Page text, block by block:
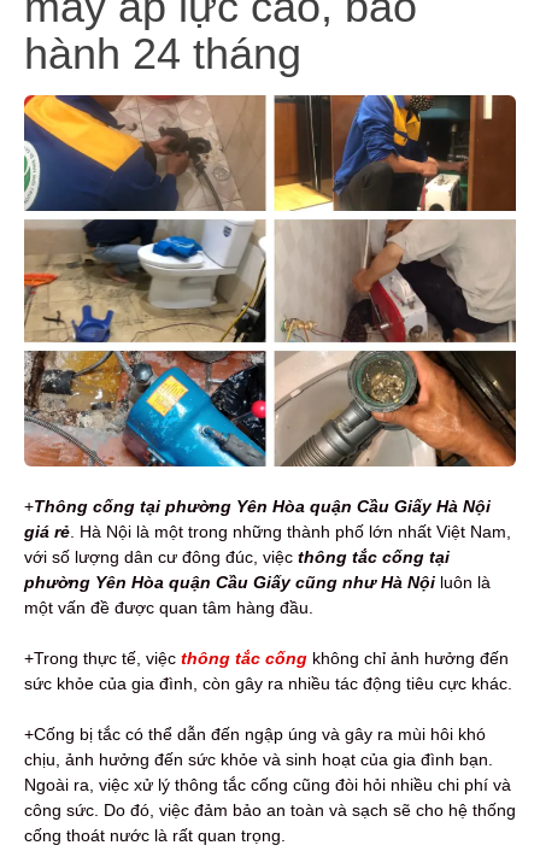
hành 24 tháng
+Thông cống tại phường Yên Hòa quận Cầu Giấy Hà Nội
giá rẻ . Hà Nội là một trong những thành phố lớn nhất Việt Nam,
với số lượng dân cư đông đúc, việc thông tắc cống tại
phường Yên Hòa quận Cầu Giấy cũng như Hà Nội luôn là
một vấn đề được quan tâm hàng đầu.
+Trong thực tế, việc thông tắc cống không chỉ ảnh hưởng đến
sức khỏe của gia đình, còn gây ra nhiều tác động tiêu cực khác.
+Cống bị tắc có thể dẫn đến ngập úng và gây ra mùi hôi khó
chịu, ảnh hưởng đến sức khỏe và sinh hoạt của gia đình bạn.
Ngoài ra, việc xử lý thông tắc cống cũng đòi hỏi nhiều chi phí và
công sức. Do đó, việc đảm bảo an toàn và sạch sẽ cho hệ thống
cống thoát nước là rất quan trọng.